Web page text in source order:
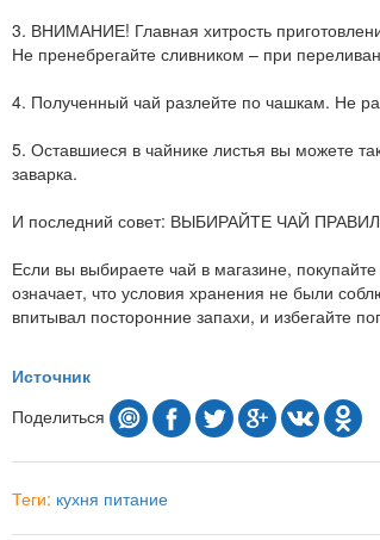
3. ВНИМАНИЕ! Главная хитрость
Не пренебрегайте сливником – при
4. Полученный чай разлейте по чашкам. Не
5. Оставшиеся в чайнике листья вы можете
заварка.
И последний совет: ВЫБИРАЙТЕ ЧАЙ
Если вы выбираете чай в магазине,
означает, что условия хранения не были
впитывал посторонние запахи, и избегайте
Источник
Поделиться
Теги: кухня питание